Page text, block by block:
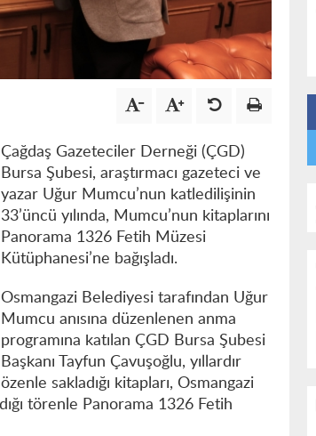
Çağdaş Gazeteciler Derneği (ÇGD)
Bursa Şubesi, araştırmacı gazeteci ve
yazar Uğur Mumcu’nun katledilişinin
33’üncü yılında, Mumcu’nun kitaplarını
Panorama 1326 Fetih Müzesi
Kütüphanesi’ne bağışladı.
Osmangazi Belediyesi tarafından Uğur
Mumcu anısına düzenlenen anma
programına katılan ÇGD Bursa Şubesi
Başkanı Tayfun Çavuşoğlu, yıllardır
özenle sakladığı kitapları, Osmangazi
törenle Panorama 1326 Fetih